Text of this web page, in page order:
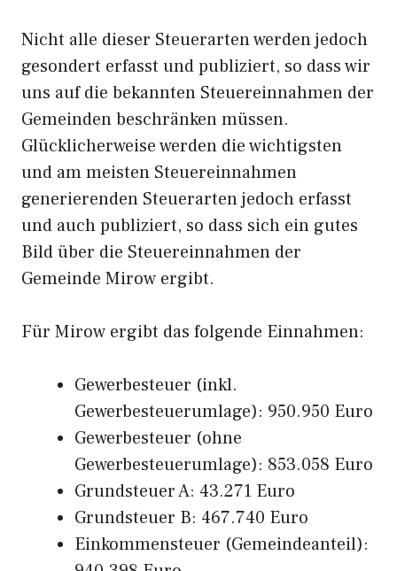
Nicht alle dieser Steuerarten werden jedoch
gesondert erfasst und publiziert, so dass wir
uns auf die bekannten Steuereinnahmen der
Gemeinden beschränken müssen.
Glücklicherweise werden die wichtigsten
und am meisten Steuereinnahmen
generierenden Steuerarten jedoch erfasst
und auch publiziert, so dass sich ein gutes
Bild über die Steuereinnahmen der
Gemeinde Mirow ergibt.
Für Mirow ergibt das folgende Einnahmen:
Gewerbesteuer (inkl.
Gewerbesteuerumlage): 950.950 Euro
Gewerbesteuer (ohne
Gewerbesteuerumlage): 853.058 Euro
Grundsteuer A: 43.271 Euro
Grundsteuer B: 467.740 Euro
Einkommensteuer (Gemeindeanteil):